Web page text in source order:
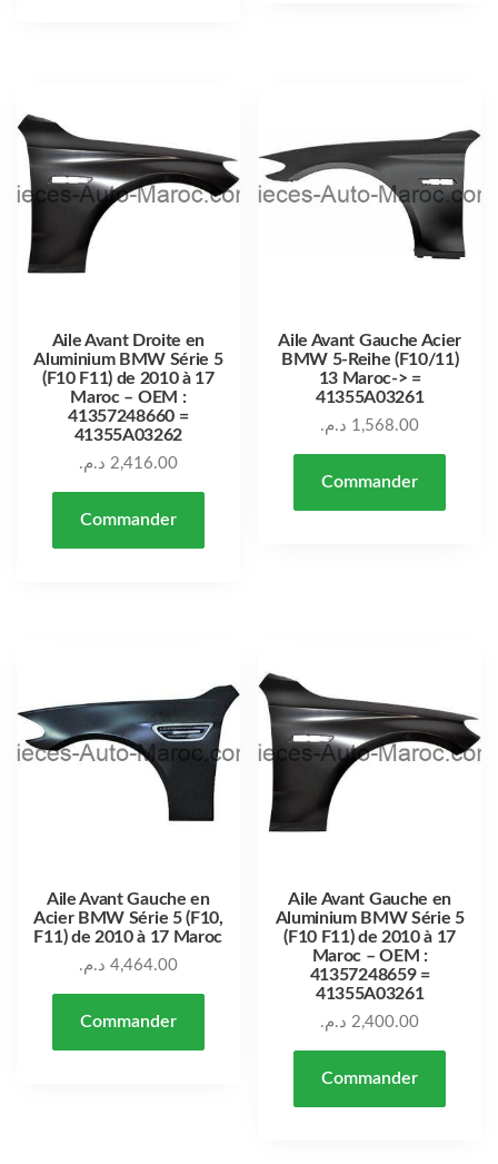
Aile Avant Droite en
Aluminium BMW Série 5
(F10 F11) de 2010 à 17
Maroc – OEM :
41357248660 =
41355A03262
2,416.00 د.م.
Commander
Aile Avant Gauche Acier
BMW 5-Reihe (F10/11)
13 Maroc-> =
41355A03261
1,568.00 د.م.
Commander
Aile Avant Gauche en
Acier BMW Série 5 (F10,
F11) de 2010 à 17 Maroc
4,464.00 د.م.
Commander
Aile Avant Gauche en
Aluminium BMW Série 5
(F10 F11) de 2010 à 17
Maroc – OEM :
41357248659 =
41355A03261
2,400.00 د.م.
Commander